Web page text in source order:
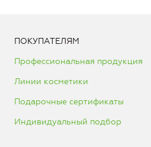
ПОКУПАТЕЛЯМ
Профессиональная продукция
Линии косметики
Подарочные сертификаты
Индивидуальный подбор